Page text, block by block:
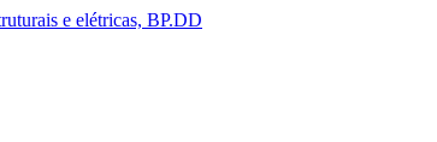
e elétricas, BP.DD